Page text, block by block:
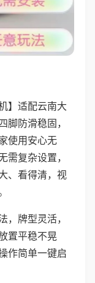
】适配云南大
脚防滑稳固，
使用安心无
需复杂设置，
、看得清，视
，牌型灵活，
置平稳不晃
作简单一键启